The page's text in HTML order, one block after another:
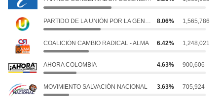
PARTIDO DE LA UNIÓN POR LA GENTE - PARTIDO DE LA U 8.06% 1,565,786
COALICIÓN CAMBIO RADICAL - ALMA 6.42% 1,248,021
AHORA COLOMBIA 4.63% 900,606
MOVIMIENTO SALVACIÓN NACIONAL 3.63% 705,924